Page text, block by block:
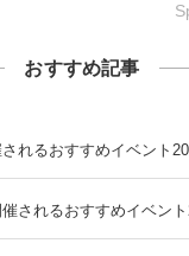
おすすめ記事
れるおすすめイベント
されるおすすめイベン